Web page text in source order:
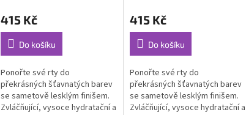
produktu
je
5,0
z
5
hvězdiček.
415 Kč
Do košíku
Ponořte své rty do
překrásných šťavnatých barev
se sametově lesklým finišem.
Zvláčňující, vysoce hydratační a
produktu
je
4,7
z
5
hvězdiček.
415 Kč
Do košíku
Ponořte své rty do
překrásných šťavnatých barev
se sametově lesklým finišem.
Zvláčňující, vysoce hydratační a